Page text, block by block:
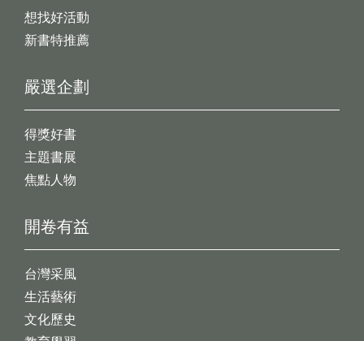
想找好活動
新書特推薦
開卷有益
台灣采風
生活藝術
文化歷史
嚴選企劃
得獎好書
主題書展
焦點人物